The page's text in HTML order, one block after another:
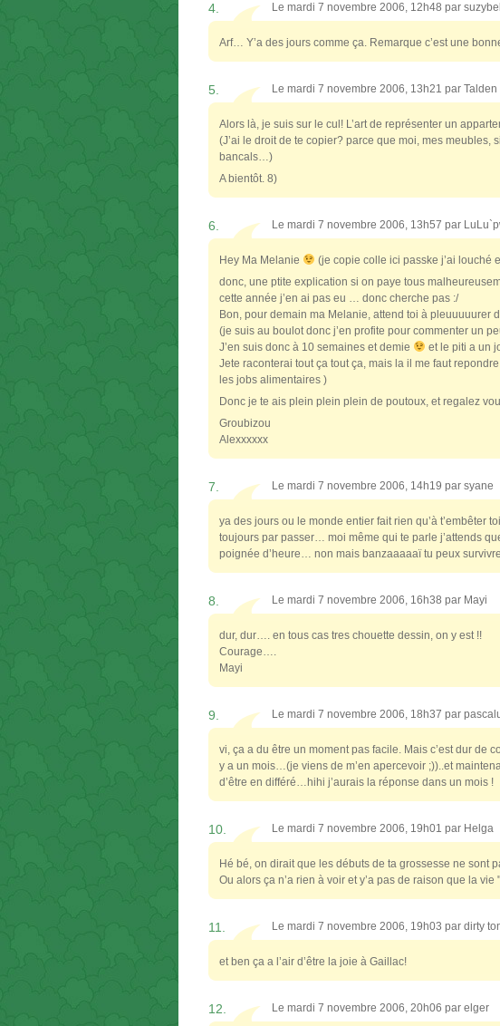
4. Le mardi 7 novembre 2006, 12h48 par
Arf… Y’a des jours comme ça. Remarque c’est une
5. Le mardi 7 novembre 2006, 13h21 par Talden
Alors là, je suis sur le cul! L’art de représenter un
(J’ai le droit de te copier? parce que moi, mes
bancals…)
A bientôt. 8)
6. Le mardi 7 novembre 2006, 13h57 par
Hey Ma Melanie
(je copie colle ici passke j’ai louché
donc, une ptite explication si on paye tous
cette année j’en ai pas eu … donc cherche pas :/
Bon, pour demain ma Melanie, attend toi à pleuuuuurer
(je suis au boulot donc j’en profite pour commenter un
J’en suis donc à 10 semaines et demie
et le piti a un
Jete raconterai tout ça tout ça, mais la il me faut
les jobs alimentaires )
Donc je te ais plein plein plein de poutoux, et regalez
Groubizou
Alexxxxxx
7. Le mardi 7 novembre 2006, 14h19 par syane
ya des jours ou le monde entier fait rien qu’à
toujours par passer… moi même qui te parle j’attends
poignée d’heure… non mais banzaaaaaï tu peux
8. Le mardi 7 novembre 2006, 16h38 par Mayi
dur, dur…. en tous cas tres chouette dessin, on y est !!
Courage….
Mayi
9. Le mardi 7 novembre 2006, 18h37 par
vi, ça a du être un moment pas facile. Mais c’est dur de
y a un mois…(je viens de m’en apercevoir ;))..et
d’être en différé…hihi j’aurais la réponse dans un mois !
10. Le mardi 7 novembre 2006, 19h01 par Helga
Hé bé, on dirait que les débuts de ta grossesse ne sont
Ou alors ça n’a rien à voir et y’a pas de raison que la
11. Le mardi 7 novembre 2006, 19h03 par dirty
et ben ça a l’air d’être la joie à Gaillac!
12. Le mardi 7 novembre 2006, 20h06 par elger